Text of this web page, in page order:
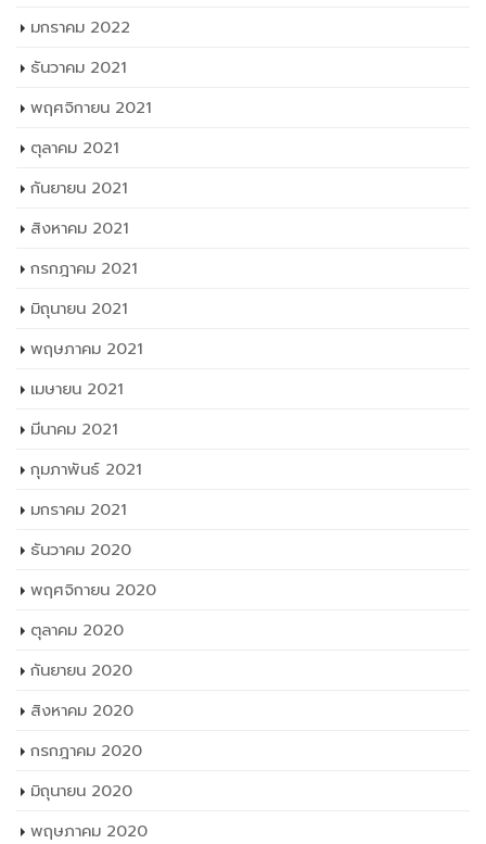
มกราคม 2022
ธันวาคม 2021
พฤศจิกายน 2021
ตุลาคม 2021
กันยายน 2021
สิงหาคม 2021
กรกฎาคม 2021
มิถุนายน 2021
พฤษภาคม 2021
เมษายน 2021
มีนาคม 2021
กุมภาพันธ์ 2021
มกราคม 2021
ธันวาคม 2020
พฤศจิกายน 2020
ตุลาคม 2020
กันยายน 2020
สิงหาคม 2020
กรกฎาคม 2020
มิถุนายน 2020
พฤษภาคม 2020